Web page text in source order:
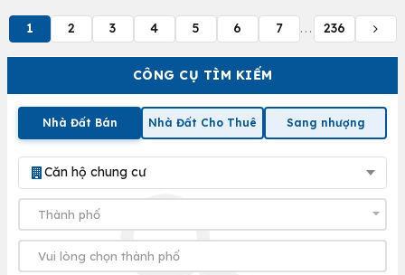
CÔNG CỤ TÌM KIẾM
Nhà Đất Bán Nhà Đất Cho Thuê Sang nhượng
Căn hộ chung cư
1 2 3 4 5 6 7 ... 236